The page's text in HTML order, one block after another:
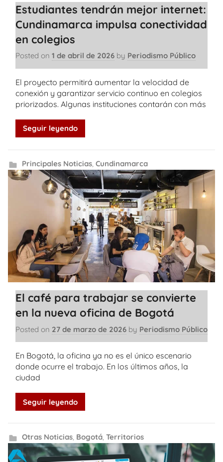
Estudiantes tendrán mejor internet:
Cundinamarca impulsa conectividad
en colegios
Posted on 1 de abril de 2026 by Periodismo Público
El proyecto permitirá aumentar la velocidad de
conexión y garantizar servicio continuo en colegios
priorizados. Algunas instituciones contarán con más
Seguir leyendo
Principales Noticias, Cundinamarca
El café para trabajar se convierte
en la nueva oficina de Bogotá
Posted on 27 de marzo de 2026 by Periodismo Público
En Bogotá, la oficina ya no es el único escenario
donde ocurre el trabajo. En los últimos años, la
ciudad
Seguir leyendo
Otras Noticias, Bogotá, Territorios